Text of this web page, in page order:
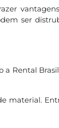
ser
a Rental
material.